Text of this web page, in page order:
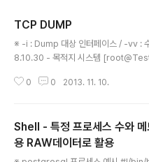
TCP DUMP
※ -i : Dump 대상 인터페이스 / -vv :
8.10.30 - 목적지 시스템
e +%Y%m%d_%H%M%S`.log
ot@TestWEB01 ~]#
0 0 2013. 11. 10.
Shell - 특정 프로세스 수와 메
용 RAW데이터로 활용